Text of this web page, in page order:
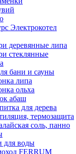
Электрокотел
деревянные липа
стеклянные
бани и сауны
липа
ольха
абаш
для дерева
термозащита
соль, панно
для воды
FERRUM